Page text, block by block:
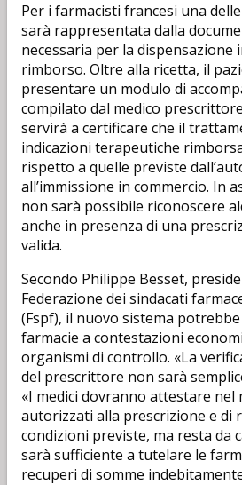
Per i farmacisti francesi una
sarà rappresentata dalla
necessaria per la dispensazione
rimborso. Oltre alla ricetta, il
presentare un modulo di
compilato dal medico
servirà a certificare che il
indicazioni terapeutiche
rispetto a quelle previste
all’immissione in commercio. In
non sarà possibile riconoscere
anche in presenza di una
valida.
Secondo Philippe Besset,
Federazione dei sindacati
(Fspf), il nuovo sistema
farmacie a contestazioni
organismi di controllo. «La
del prescrittore non sarà
«I medici dovranno attestare nel
autorizzati alla prescrizione e di
condizioni previste, ma resta da
sarà sufficiente a tutelare le
recuperi di somme